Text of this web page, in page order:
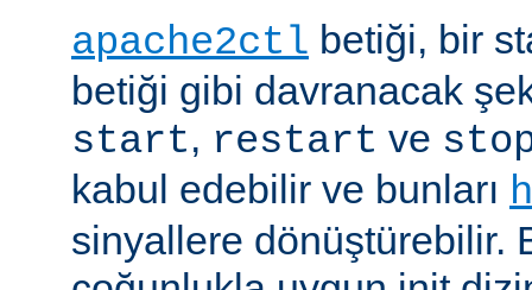
apache2ctl betiği, bir
betiği gibi davranacak
start, restart ve
kabul edebilir ve bunları
sinyallere dönüştürebilir.